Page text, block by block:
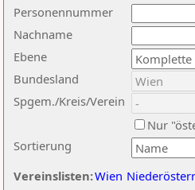
Nachname
Ebene
Sortierung
Personennummer
Bundesland
Spgem./Kreis/Verein
Nur
Vereinslisten:Wien